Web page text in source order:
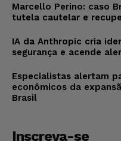
Marcello Perino: caso
tutela cautelar e
IA da Anthropic cria
segurança e acende
Especialistas alertam
econômicos da
Brasil
Inscreva-se